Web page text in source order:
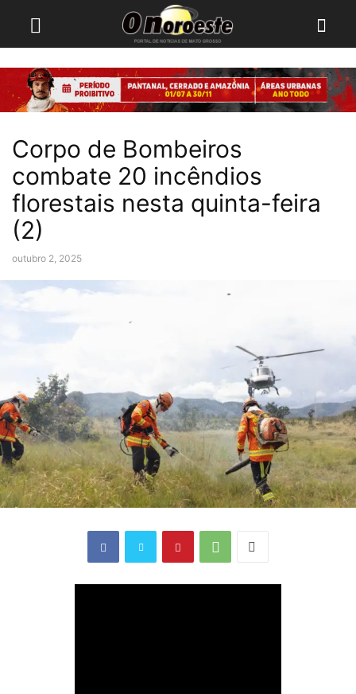
Corpo de Bombeiros
combate 20 incêndios
florestais nesta quinta-feira
(2)
outubro 2, 2025